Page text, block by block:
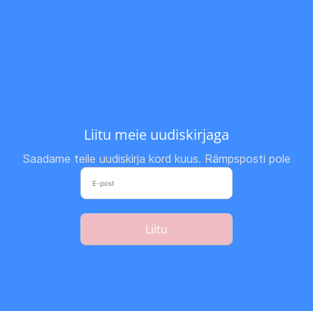
Liitu meie uudiskirjaga
Saadame teile uudiskirja kord kuus. Rämpsposti pole
Liitu